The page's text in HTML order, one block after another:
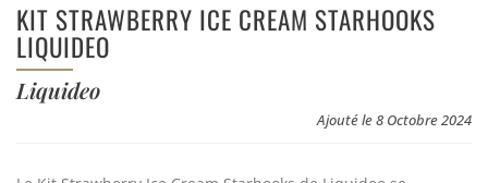
KIT STRAWBERRY ICE CREAM STARHOOKS
LIQUIDEO
Liquideo
Ajouté le 8 Octobre 2024